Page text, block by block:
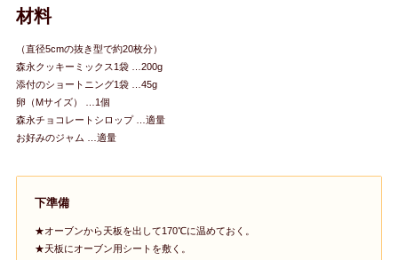
材料
（直径5cmの抜き型で約20枚分）
森永クッキーミックス1袋 …200g
添付のショートニング1袋 …45g
卵（Mサイズ） …1個
森永チョコレートシロップ …適量
お好みのジャム …適量
下準備
★オーブンから天板を出して170℃に温めておく。
★天板にオーブン用シートを敷く。